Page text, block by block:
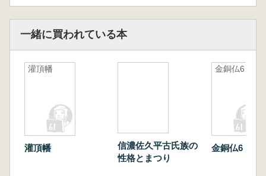
一緒に買われている本
灌頂幡
灌頂幡
信濃佐久平古氏族の
性格とまつり
金銅仏6
金銅仏6